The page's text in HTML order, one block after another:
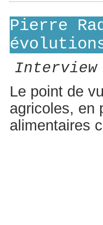
Pierre
Le point de
agricoles, en
alimentaires